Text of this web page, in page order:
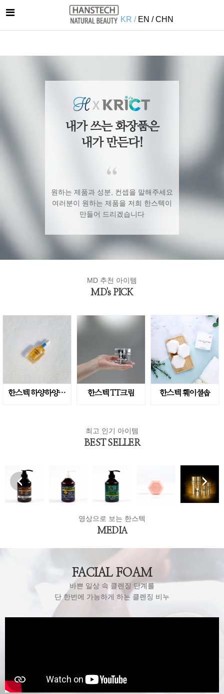
KR / EN /CHN
내가 쓰는 화장품은
내가 만든다!
원하는 제품과 성분, 컨셉을 말해주세요
여러분이 원하는 제품을 저희 한스텍이
만들어 드리겠습니다
MD 추천 아이템
MD's PICK
한스텍 하양하양앰플 한스텍 TT크림 한스텍 훼이셜솝
최고 인기 아이템
BEST SELLER
영상으로 보는 한스텍
MEDIA
FACIAL FOAM
바쁜 일상 속 클렌징 단계를
단 한번에 가능하게 하는 클렌징 비누